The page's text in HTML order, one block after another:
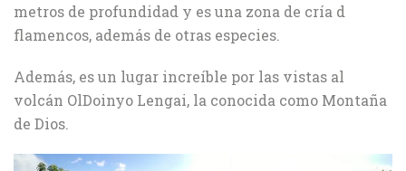
metros de profundidad y es una zona de cría d
flamencos, además de otras especies.
Además, es un lugar increíble por las vistas al
volcán OlDoinyo Lengai, la conocida como Montaña
de Dios.